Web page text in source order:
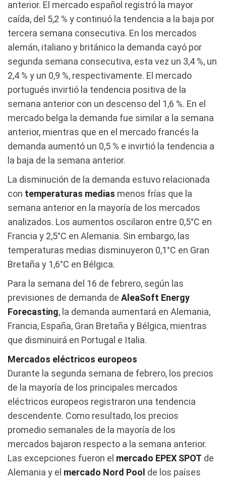
anterior. El mercado español registró la mayor
caída, del 5,2 % y continuó la tendencia a la baja por
tercera semana consecutiva. En los mercados
alemán, italiano y británico la demanda cayó por
segunda semana consecutiva, esta vez un 3,4 %, un
2,4 % y un 0,9 %, respectivamente. El mercado
portugués invirtió la tendencia positiva de la
semana anterior con un descenso del 1,6 %. En el
mercado belga la demanda fue similar a la semana
anterior, mientras que en el mercado francés la
demanda aumentó un 0,5 % e invirtió la tendencia a
la baja de la semana anterior.
La disminución de la demanda estuvo relacionada
con temperaturas medias menos frías que la
semana anterior en la mayoría de los mercados
analizados. Los aumentos oscilaron entre 0,5°C en
Francia y 2,5°C en Alemania. Sin embargo, las
temperaturas medias disminuyeron 0,1°C en Gran
Bretaña y 1,6°C en Bélgica.
Para la semana del 16 de febrero, según las
previsiones de demanda de AleaSoft Energy
Forecasting, la demanda aumentará en Alemania,
Francia, España, Gran Bretaña y Bélgica, mientras
que disminuirá en Portugal e Italia.
Mercados eléctricos europeos
Durante la segunda semana de febrero, los precios
de la mayoría de los principales mercados
eléctricos europeos registraron una tendencia
descendente. Como resultado, los precios
promedio semanales de la mayoría de los
mercados bajaron respecto a la semana anterior.
Las excepciones fueron el mercado EPEX SPOT de
Alemania y el mercado Nord Pool de los países